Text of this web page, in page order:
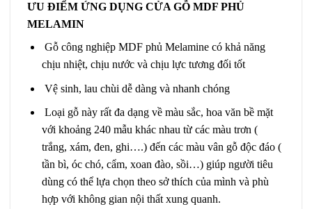
ƯU ĐIỂM ỨNG DỤNG CỬA GỖ MDF PHỦ
MELAMIN
Gỗ công nghiệp MDF phủ Melamine có khả năng
chịu nhiệt, chịu nước và chịu lực tương đối tốt
Vệ sinh, lau chùi dễ dàng và nhanh chóng
Loại gỗ này rất đa dạng về màu sắc, hoa văn bề mặt
với khoảng 240 mẫu khác nhau từ các màu trơn (
trắng, xám, đen, ghi….) đến các màu vân gỗ độc đáo (
tần bì, óc chó, cẩm, xoan đào, sồi…) giúp người tiêu
dùng có thể lựa chọn theo sở thích của mình và phù
hợp với không gian nội thất xung quanh.